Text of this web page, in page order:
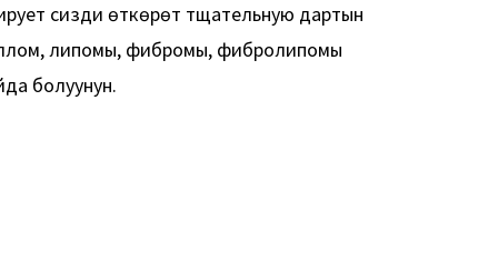
сизди өткөрөт тщательную дартын
липомы, фибромы, фибролипомы
болуунун.